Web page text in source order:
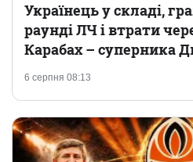
6 серпня 08:13
Українець у складі,
раунді ЛЧ і втрати
Карабах – суперника